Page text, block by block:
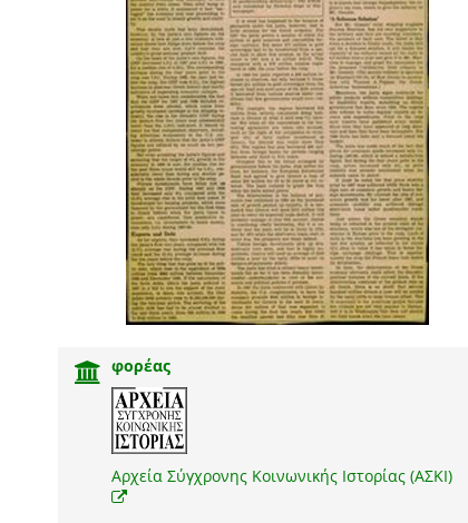
φορέας
Αρχεία Σύγχρονης Κοινωνικής Ιστορίας (ΑΣΚΙ)